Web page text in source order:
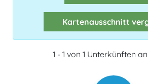
Kartenausschnitt
1 - 1 von 1 Unterkünften